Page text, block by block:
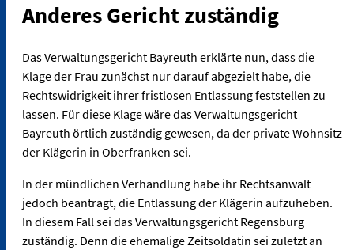
Anderes Gericht zuständig
Das Verwaltungsgericht Bayreuth erklärte nun, dass die
Klage der Frau zunächst nur darauf abgezielt habe, die
Rechtswidrigkeit ihrer fristlosen Entlassung feststellen zu
lassen. Für diese Klage wäre das Verwaltungsgericht
Bayreuth örtlich zuständig gewesen, da der private Wohnsitz
der Klägerin in Oberfranken sei.
In der mündlichen Verhandlung habe ihr Rechtsanwalt
jedoch beantragt, die Entlassung der Klägerin aufzuheben.
In diesem Fall sei das Verwaltungsgericht Regensburg
zuständig. Denn die ehemalige Zeitsoldatin sei zuletzt an